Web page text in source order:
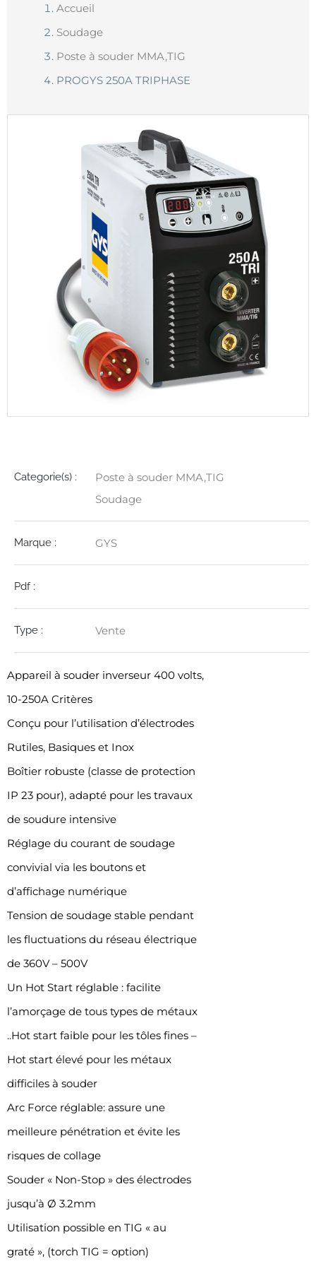
Accueil
Soudage
Poste à souder MMA,TIG
PROGYS 250A TRIPHASE
Categorie(s) :
Poste à souder MMA,TIG
Soudage
Marque : GYS
Pdf :
Type : Vente
Appareil à souder inverseur 400 volts,
10-250A Critères
Conçu pour l’utilisation d’électrodes
Rutiles, Basiques et Inox
Boîtier robuste (classe de protection
IP 23 pour), adapté pour les travaux
de soudure intensive
Réglage du courant de soudage
convivial via les boutons et
d’affichage numérique
Tension de soudage stable pendant
les fluctuations du réseau électrique
de 360V – 500V
Un Hot Start réglable : facilite
l’amorçage de tous types de métaux
..Hot start faible pour les tôles fines –
Hot start élevé pour les métaux
difficiles à souder
Arc Force réglable: assure une
meilleure pénétration et évite les
risques de collage
Souder « Non-Stop » des électrodes
jusqu’à Ø 3.2mm
Utilisation possible en TIG « au
graté », (torch TIG = option)